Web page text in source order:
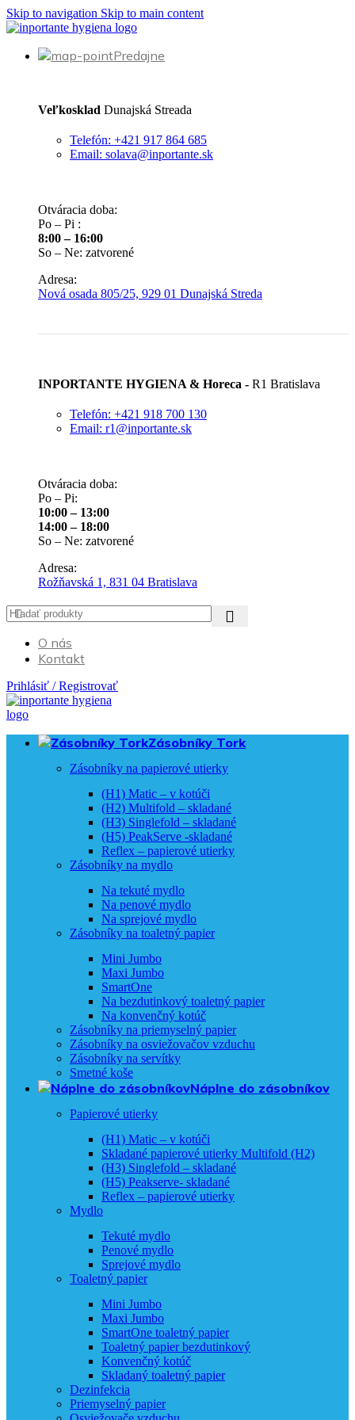
Skip to navigation Skip to main content
Predajne
Veľkosklad Dunajská Streada
Telefón: +421 917 864 685
Email: solava@inportante.sk
Otváracia doba:
Po – Pi :
8:00 – 16:00
So – Ne: zatvorené
Adresa:
Nová osada 805/25, 929 01 Dunajská Streda
INPORTANTE HYGIENA & Horeca - R1 Bratislava
Telefón: +421 918 700 130
Email: r1@inportante.sk
Otváracia doba:
Po – Pi:
10:00 – 13:00
14:00 – 18:00
So – Ne: zatvorené
Adresa:
Rožňavská 1, 831 04 Bratislava
O nás
Kontakt
Prihlásiť / Registrovať
Zásobníky Tork
Zásobníky na papierové utierky
(H1) Matic – v kotúči
(H2) Multifold – skladané
(H3) Singlefold – skladané
(H5) PeakServe -skladané
Reflex – papierové utierky
Zásobníky na mydlo
Na tekuté mydlo
Na penové mydlo
Na sprejové mydlo
Zásobníky na toaletný papier
Mini Jumbo
Maxi Jumbo
SmartOne
Na bezdutinkový toaletný papier
Na konvenčný kotúč
Zásobníky na priemyselný papier
Zásobníky na osviežovačov vzduchu
Zásobníky na servítky
Smetné koše
Náplne do zásobníkov
Papierové utierky
(H1) Matic – v kotúči
Skladané papierové utierky Multifold (H2)
(H3) Singlefold – skladané
(H5) Peakserve- skladané
Reflex – papierové utierky
Mydlo
Tekuté mydlo
Penové mydlo
Sprejové mydlo
Toaletný papier
Mini Jumbo
Maxi Jumbo
SmartOne toaletný papier
Toaletný papier bezdutinkový
Konvenčný kotúč
Skladaný toaletný papier
Dezinfekcia
Priemyselný papier